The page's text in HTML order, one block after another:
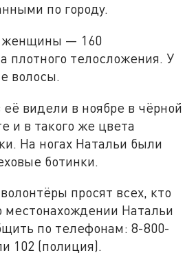
по городу.
женщины — 160
плотного телосложения. У
волосы.
видели в ноябре в чёрной
и в такого же цвета
На ногах Натальи были
ботинки.
просят всех, кто
местонахождении Натальи
по телефонам: 8-800-
102 (полиция).